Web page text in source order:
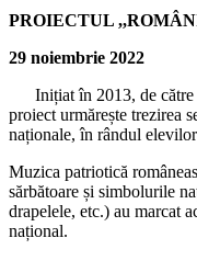
PROIECTUL
29 noiembrie 2022
Inițiat în 2013, de
proiect urmărește trezirea
naționale, în rândul
Muzica patriotică
sărbătoare și simbolurile
drapelele, etc.) au marcat
național.